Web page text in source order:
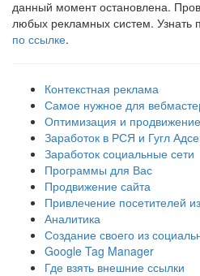
данный момент остановлена.
любых рекламных систем. Узнать
по ссылке.
Контекстная реклама
Самое нужное для
Оптимизация и
Заработок в РСЯ и Гугл
Заработок социальные сети
Программы для Вас
Продвижение сайта
Привлечение посетителей
Аналитика
Создание своего из
Google Tag Manager
Где взять внешние ссылки